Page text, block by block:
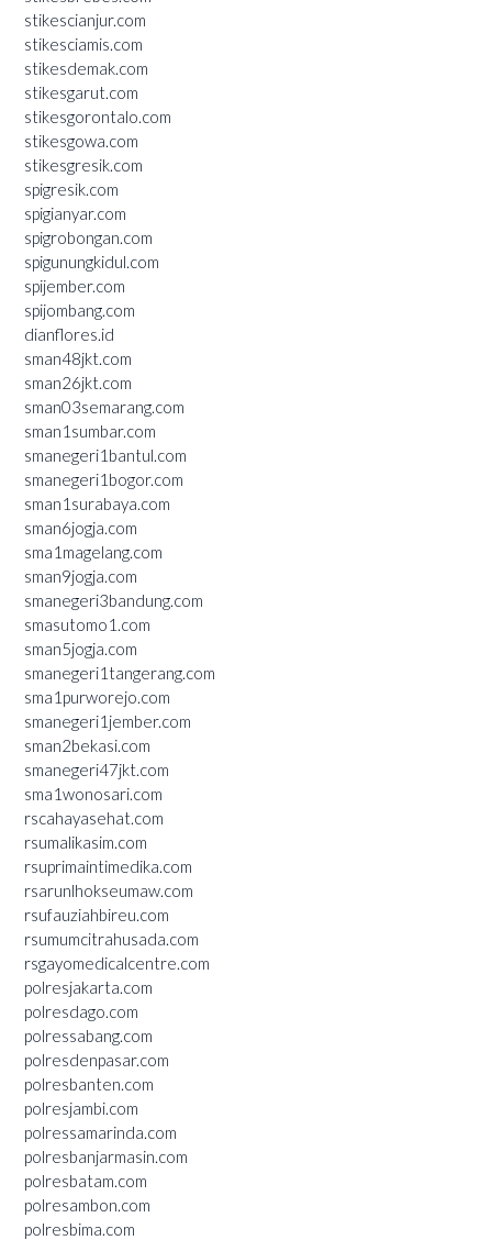
stikescianjur.com
stikesciamis.com
stikesdemak.com
stikesgarut.com
stikesgorontalo.com
stikesgowa.com
stikesgresik.com
spigresik.com
spigianyar.com
spigrobongan.com
spigunungkidul.com
spijember.com
spijombang.com
dianflores.id
sman48jkt.com
sman26jkt.com
sman03semarang.com
sman1sumbar.com
smanegeri1bantul.com
smanegeri1bogor.com
sman1surabaya.com
sman6jogja.com
sma1magelang.com
sman9jogja.com
smanegeri3bandung.com
smasutomo1.com
sman5jogja.com
smanegeri1tangerang.com
sma1purworejo.com
smanegeri1jember.com
sman2bekasi.com
smanegeri47jkt.com
sma1wonosari.com
rscahayasehat.com
rsumalikasim.com
rsuprimaintimedika.com
rsarunlhokseumaw.com
rsufauziahbireu.com
rsumumcitrahusada.com
rsgayomedicalcentre.com
polresjakarta.com
polresdago.com
polressabang.com
polresdenpasar.com
polresbanten.com
polresjambi.com
polressamarinda.com
polresbanjarmasin.com
polresbatam.com
polresambon.com
polresbima.com